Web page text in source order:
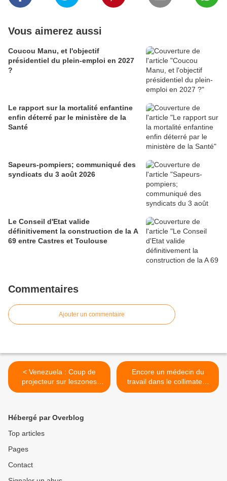
Vous aimerez aussi
Coucou Manu, et l'objectif
présidentiel du plein-emploi en 2027
?
Le rapport sur la mortalité enfantine
enfin déterré par le ministère de la
Santé
Sapeurs-pompiers; communiqué des
syndicats du 3 août 2026
Le Conseil d'Etat valide
définitivement la construction de la A
69 entre Castres et Toulouse
Commentaires
Ajouter un commentaire
< Venezuela : Coup de
projecteur sur leszones
d'ombre médiatique par
Encore un médecin du
travail dans le collimateur
du patron: à la RATP >
Hébergé par Overblog
Top articles
Pages
Contact